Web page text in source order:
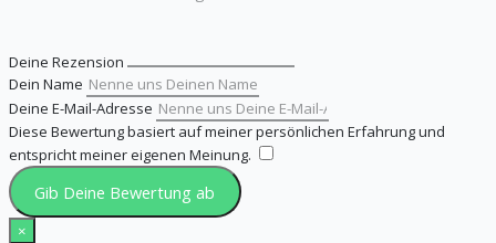
Deine Rezension
Dein Name
Deine E-Mail-Adresse
Diese Bewertung basiert auf meiner persönlichen Erfahrung und
entspricht meiner eigenen Meinung.
Gib Deine Bewertung ab
×